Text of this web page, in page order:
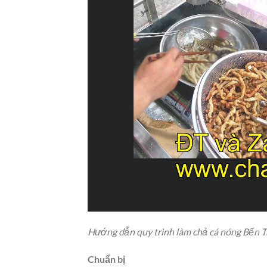
Hướng dẫn quy trình làm chả cá nóng Bến
Chuẩn bị